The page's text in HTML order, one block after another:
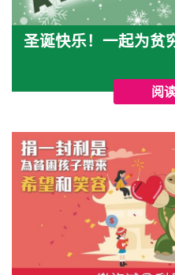
圣诞快乐！一起为贫
阅